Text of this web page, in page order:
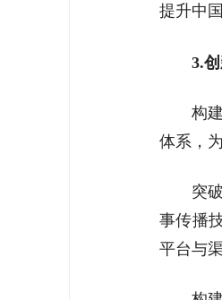
提升中
3.
构
体系，
突
事传播
平台与